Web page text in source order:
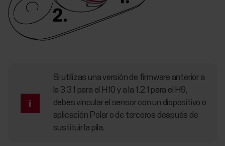
Si utilizas una versión de firmware anterior a
la 3.3.1 para el H10 y a la 1.2.1 para el H9,
debes vincular el sensor con un dispositivo o
aplicación Polar o de terceros después de
sustituir la pila.